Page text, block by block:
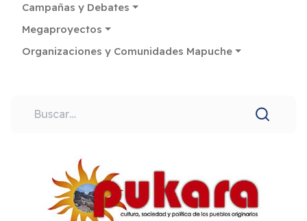
Campañas y Debates
Megaproyectos
Organizaciones y Comunidades Mapuche
Buscar